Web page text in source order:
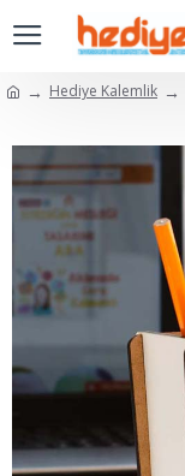
Hediye Kalemlik